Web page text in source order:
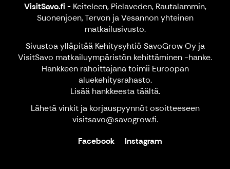
VisitSavo.fi - Keiteleen, Pielaveden, Rautalammin,
Suonenjoen, Tervon ja Vesannon yhteinen
matkailusivusto.
Sivustoa ylläpitää Kehitysyhtiö SavoGrow Oy ja
VisitSavo matkailuympäristön kehittäminen -hanke.
Hankkeen rahoittajana toimii Euroopan
aluekehitysrahasto.
Lisää hankkeestatäältä.
Lähetä vinkit ja korjauspyynnöt osoitteeseen
visitsavo@savogrow.fi.
Facebook
Instagram